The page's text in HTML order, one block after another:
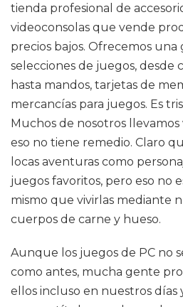
tienda profesional de
videoconsolas que vende
precios bajos. Ofrecemos una
selecciones de juegos, desde
hasta mandos, tarjetas de
mercancías para juegos. Es
Muchos de nosotros llevamos
eso no tiene remedio. Claro
locas aventuras como
juegos favoritos, pero eso no
mismo que vivirlas mediante
cuerpos de carne y hueso.
Aunque los juegos de PC no
como antes, mucha gente
ellos incluso en nuestros días